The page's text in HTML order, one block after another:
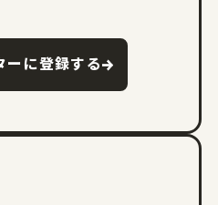
ーに登録する